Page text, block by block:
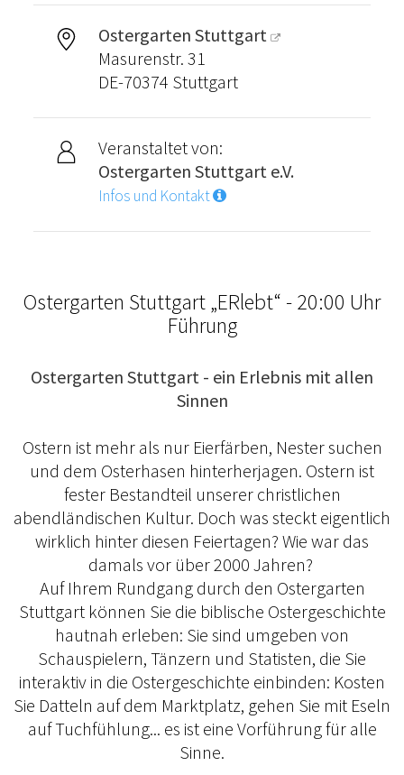
Ostergarten Stuttgart
Masurenstr. 31
DE-70374 Stuttgart
Veranstaltet von:
Ostergarten Stuttgart e.V.
Infos und Kontakt
Ostergarten Stuttgart „ERlebt“ - 20:00 Uhr
Führung
Ostergarten Stuttgart - ein Erlebnis mit allen
Sinnen
Ostern ist mehr als nur Eierfärben, Nester suchen
und dem Osterhasen hinterherjagen. Ostern ist
fester Bestandteil unserer christlichen
abendländischen Kultur. Doch was steckt eigentlich
wirklich hinter diesen Feiertagen? Wie war das
damals vor über 2000 Jahren?
Auf Ihrem Rundgang durch den Ostergarten
Stuttgart können Sie die biblische Ostergeschichte
hautnah erleben: Sie sind umgeben von
Schauspielern, Tänzern und Statisten, die Sie
interaktiv in die Ostergeschichte einbinden: Kosten
Sie Datteln auf dem Marktplatz, gehen Sie mit Eseln
auf Tuchfühlung... es ist eine Vorführung für alle
Sinne.